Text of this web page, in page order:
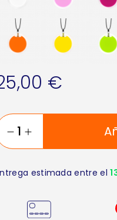
€
estimada entre el